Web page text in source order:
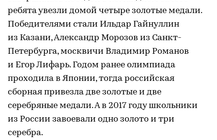
ребята увезли домой четыре золотые медали.
Победителями стали Ильдар Гайнуллин
из Казани, Александр Морозов из Санкт-
Петербурга, москвичи Владимир Романов
и Егор Лифарь. Годом ранее олимпиада
проходила в Японии, тогда российская
сборная привезла две золотые и две
серебряные медали. А в 2017 году школьники
из России завоевали одно золото и три
серебра.